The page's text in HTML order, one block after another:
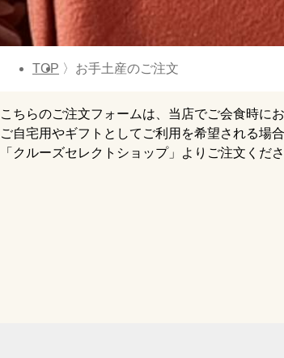
TOP お手土産のご注文
こちらのご注文フォームは、当店でご会食時に
ご自宅用やギフトとしてご利用を希望される場
「クルーズセレクトショップ」よりご注文くださ